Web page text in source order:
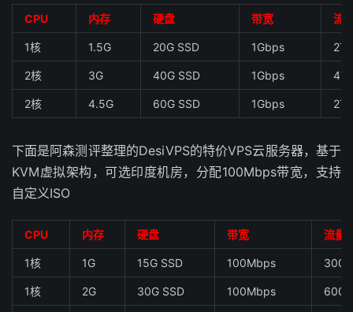
CPU 内存 硬盘 带宽 流
1核 1.5G 20G SSD 1Gbps
2核 3G 40G SSD 1Gbps
2核 4.5G 60G SSD 1Gbps
下面是阿森测评整理的DesiVPS的特价VPS云服务器，基于
KVM虚拟架构，可选印度机房，分配100Mbps带宽，支持
自定义ISO
CPU 内存 硬盘 带宽 流量
1核 1G 15G SSD 100Mbps
1核 2G 30G SSD 100Mbps